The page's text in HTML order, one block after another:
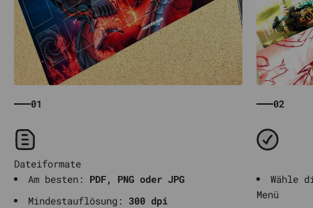
01
Am besten: PDF, PNG oder JPG
Mindestauflösung: 300 dpi
02
Wähle
Menü